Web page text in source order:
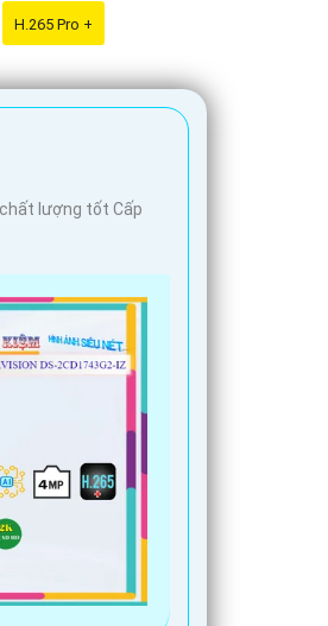
chắc chắn, thiết kế
Đảm bảo an toàn
H.265 Pro +
lượng tốt Cấp